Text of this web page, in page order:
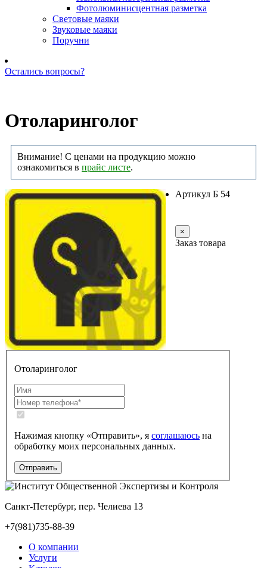
Фотолюминисцентная разметка
Световые маяки
Звуковые маяки
Поручни
Остались вопросы?
Отоларинголог
Внимание! С ценами на продукцию можно
ознакомиться в прайс листе.
Артикул Б 54
×
Заказ товара
Отоларинголог
Нажимая кнопку «Отправить», я соглашаюсь на
обработку моих персональных данных.
Санкт-Петербург, пер. Челиева 13
+7(981)735-88-39
О компании
Услуги